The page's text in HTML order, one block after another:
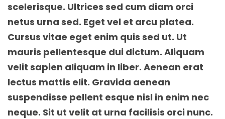
scelerisque. Ultrices sed cum diam orci
netus urna sed. Eget vel et arcu platea.
Cursus vitae eget enim quis sed ut. Ut
mauris pellentesque dui dictum. Aliquam
velit sapien aliquam in liber. Aenean erat
lectus mattis elit. Gravida aenean
suspendisse pellent esque nisl in enim nec
neque. Sit ut velit at urna facilisis orci nunc.